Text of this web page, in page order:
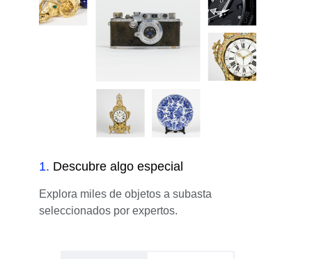
1. Descubre algo especial
Explora miles de objetos a subasta
seleccionados por expertos.